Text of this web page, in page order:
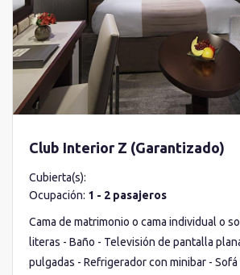
Club Interior Z (Garantizado)
Cubierta(s):
Ocupación: 1 - 2 pasajeros
Cama de matrimonio o cama individual o
literas - Baño - Televisión de pantalla
pulgadas - Refrigerador con minibar - Sofá